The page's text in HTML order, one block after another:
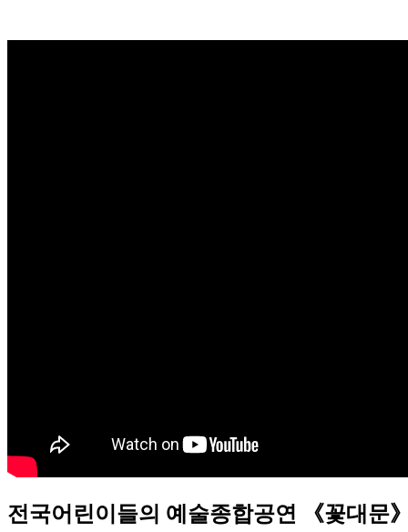
전국어린이들의 예술종합공연 《꽃대문